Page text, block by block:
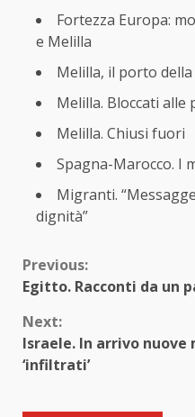
Fortezza Europa:
e Melilla
Melilla, il porto
Melilla. Bloccati alle
Melilla. Chiusi fuori
Spagna-Marocco. I
Migranti.
dignità”
Continue
Reading
Previous:
Egitto. Racconti da un
Next:
Israele. In arrivo
‘infiltrati’